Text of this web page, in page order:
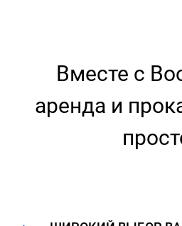
Вместе с
аренда и